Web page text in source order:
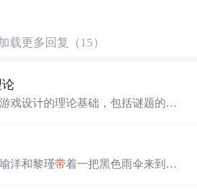
载更多回复（15）
戏设计的理论基础，包括谜题的定
设计师提供了全面的指导和案例分
洋和黎瑾带着一把黑色雨伞来到主